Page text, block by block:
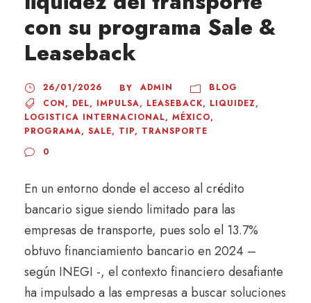
con su programa Sale &
Leaseback
26/01/2026 BY ADMIN
BLOG
CON, DEL, IMPULSA, LEASEBACK, LIQUIDEZ,
LOGISTICA INTERNACIONAL, MÉXICO,
PROGRAMA, SALE, TIP, TRANSPORTE
0
En un entorno donde el acceso al crédito
bancario sigue siendo limitado para las
empresas de transporte, pues solo el 13.7%
obtuvo financiamiento bancario en 2024 –
según INEGI -, el contexto financiero desafiante
ha impulsado a las empresas a buscar soluciones